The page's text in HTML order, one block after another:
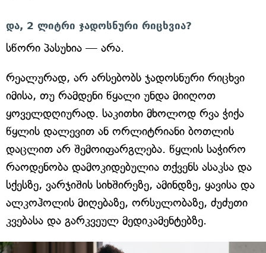
და, 2 ლიტრი ჯადოსნური რიცხვია?
სწორი პასუხია — არა.
რეალურად, არ არსებობს ჯადოსნური რიცხვი
იმისა, თუ რამდენი წყალი უნდა მიიღოთ
ყოველდღიურად. საკითხი მხოლოდ რვა ჭიქა
წყლის დალევით ან ორლიტრიანი ბოთლის
დაცლით არ შემოიფარგლება. წყლის საჭირო
რაოდენობა დამოკიდებულია თქვენს ასაკსა და
სქესზე, ვარჯიშის სიხშირეზე, ამინდზე, ყავისა და
ალკოჰოლის მიღებაზე, ორსულობაზე, ძუძუთი
კვებასა და გარკვეულ მედიკამენტებზე.